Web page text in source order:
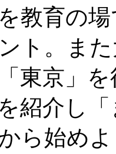
教育の
ト。ま
東京」
紹介し
ら始め